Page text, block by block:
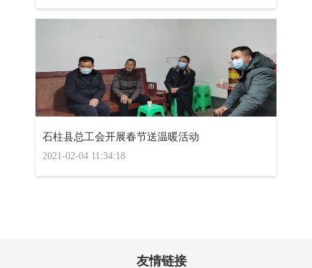
石柱县总工会开展春节送温暖活动
2021-02-04 11:34:18
友情链接